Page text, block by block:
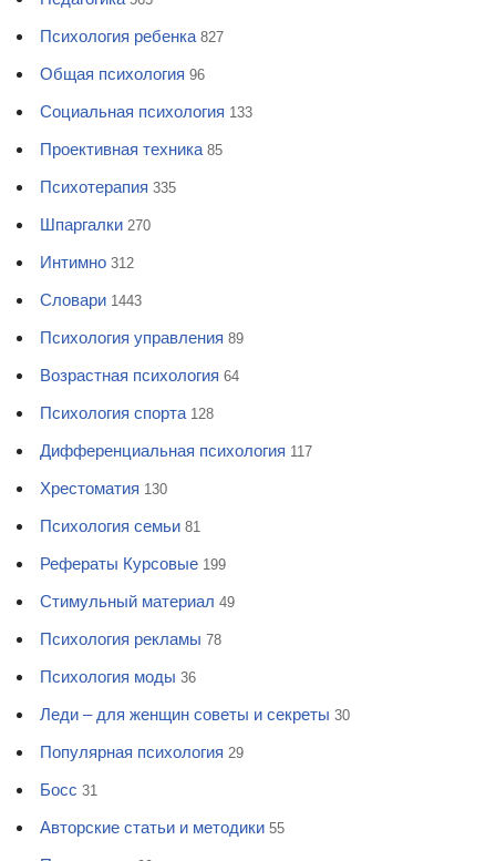
Психология ребенка 827
Общая психология 96
Социальная психология 133
Проективная техника 85
Психотерапия 335
Шпаргалки 270
Интимно 312
Словари 1443
Психология управления 89
Возрастная психология 64
Психология спорта 128
Дифференциальная психология 117
Хрестоматия 130
Психология семьи 81
Рефераты Курсовые 199
Стимульный материал 49
Психология рекламы 78
Психология моды 36
Леди – для женщин советы и секреты 30
Популярная психология 29
Босс 31
Авторские статьи и методики 55